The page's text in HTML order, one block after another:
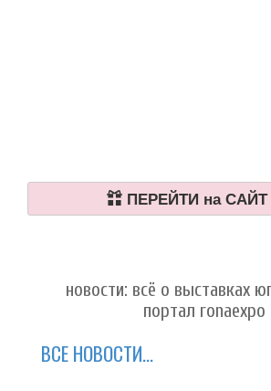
ПЕРЕЙТИ на САЙТ
новости: всё о выставках
портал ronaexpo
ВСЕ НОВОСТИ...